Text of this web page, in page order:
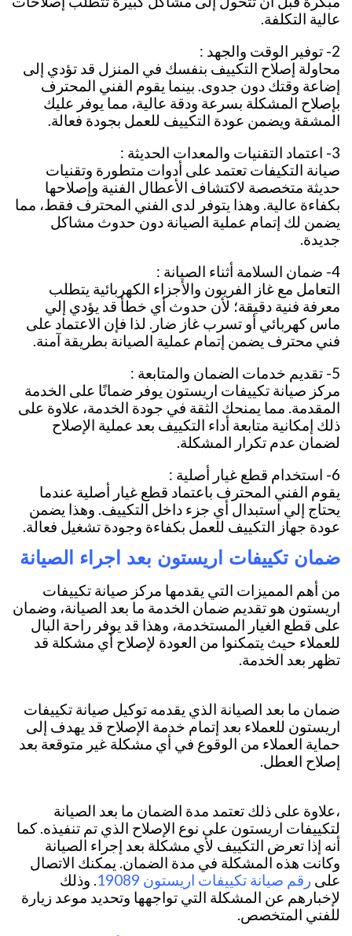
عالية التكلفة.
2- توفير الوقت والجهد :
محاولة إصلاح التكييف بنفسك في المنزل قد تؤدي إلى
إضاعة وقتك دون جدوى. بينما يقوم الفني المحترف
بإصلاح المشكلة بسرعة ودقة عالية، مما يوفر عليك
المشقة ويضمن عودة التكييف للعمل بجودة فعالة.
3- اعتماد التقنيات والمعدات الحديثة :
صيانة التكيفات تعتمد على أدوات متطورة وتقنيات
حديثة متخصصة لاكتشاف الأعطال الفنية وإصلاحها
بكفاءة عالية. وهذا يتوفر لدى الفني المحترف فقط، مما
يضمن لك إتمام عملية الصيانة دون حدوث مشاكل
جديدة.
4- ضمان السلامة أثناء الصيانة :
التعامل مع غاز الفريون والأجزاء الكهربائية يتطلب
معرفة فنية دقيقة؛ لأن حدوث أي خطأ قد يؤدي إلي
ماس كهربائي أو تسرب غاز ضار. لذا فإن الاعتماد على
فني محترف يضمن إتمام عملية الصيانة بطريقة آمنة.
5- تقديم خدمات الضمان والمتابعة :
مركز صيانة تكييفات اريستون يوفر ضمانًا على الخدمة
المقدمة. مما يمنحك الثقة في جودة الخدمة، علاوة على
ذلك إمكانية متابعة أداء التكييف بعد عملية الإصلاح
لضمان عدم تكرار المشكلة.
6- استخدام قطع غيار أصلية :
يقوم الفني المحترف باعتماد قطع غيار أصلية عندما
يحتاج إلي استبدال أي جزء داخل التكييف. وهذا يضمن
عودة جهاز التكييف للعمل بكفاءة وجودة تشغيل فعالة.
ضمان تكييفات اريستون بعد اجراء الصيانة
من أهم المميزات التي يقدمها مركز صيانة تكييفات
اريستون هو تقديم ضمان الخدمة ما بعد الصيانة، وضمان
على قطع الغيار المستخدمة، وهذا قد يوفر راحة البال
للعملاء حيث يتمكنوا من العودة لإصلاح أي مشكلة قد
تظهر بعد الخدمة.
ضمان ما بعد الصيانة الذي يقدمه توكيل صيانة تكييفات
اريستون للعملاء بعد إتمام خدمة الإصلاح قد يهدف إلى
حماية العملاء من الوقوع في أي مشكلة غير متوقعة بعد
إصلاح العطل.
،علاوة على ذلك تعتمد مدة الضمان ما بعد الصيانة
لتكييفات اريستون على نوع الإصلاح الذي تم تنفيذه. كما
أنه إذا تعرض التكييف لأي مشكلة بعد إجراء الصيانة
وكانت هذه المشكلة في مدة الضمان. يمكنك الاتصال
على رقم صيانة تكييفات اريستون 19089
. وذلك
لإخبارهم عن المشكلة التي تواجهها وتحديد موعد زيارة
للفني المتخصص.